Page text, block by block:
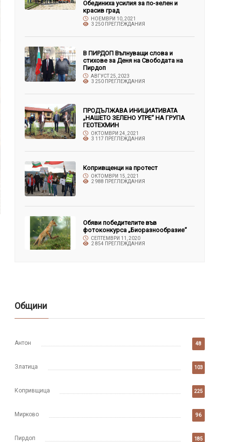
Обединиха усилия за по-зелен и
красив град
НОЕМВРИ 10, 2021
3 250 ПРЕГЛЕЖДАНИЯ
В ПИРДОП Вълнуващи слова и
стихове за Деня на Свободата на
Пирдоп
АВГУСТ 25, 2023
3 250 ПРЕГЛЕЖДАНИЯ
ПРОДЪЛЖАВА ИНИЦИАТИВАТА
„НАШЕТО ЗЕЛЕНО УТРЕ“ НА ГРУПА
ГЕОТЕХМИН
ОКТОМВРИ 24, 2021
3 117 ПРЕГЛЕЖДАНИЯ
Копривщенци на протест
ОКТОМВРИ 15, 2021
2 988 ПРЕГЛЕЖДАНИЯ
Обяви победителите във
фотоконкурса „Биоразнообразие“
СЕПТЕМВРИ 11, 2020
2 854 ПРЕГЛЕЖДАНИЯ
Общини
Антон 48
Златица 103
Копривщица 225
Мирково 96
Пирдоп 185